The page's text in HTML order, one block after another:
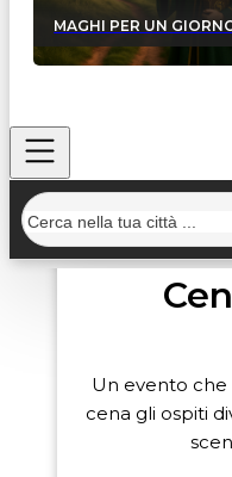
MAGHI PER UN
Un evento che
cena gli ospiti